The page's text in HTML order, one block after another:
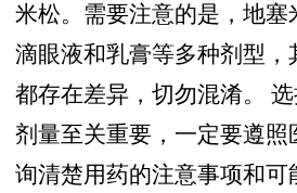
米松。需要注意的是，地塞
滴眼液和乳膏等多种剂型，
都存在差异，切勿混淆。
剂量至关重要，一定要遵照
询清楚用药的注意事项和可